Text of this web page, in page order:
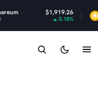
BNB
BNB